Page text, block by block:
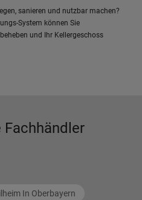
sanieren und nutzbar machen?
System können Sie
und Ihr Kellergeschoss
Fachhändler
In Oberbayern